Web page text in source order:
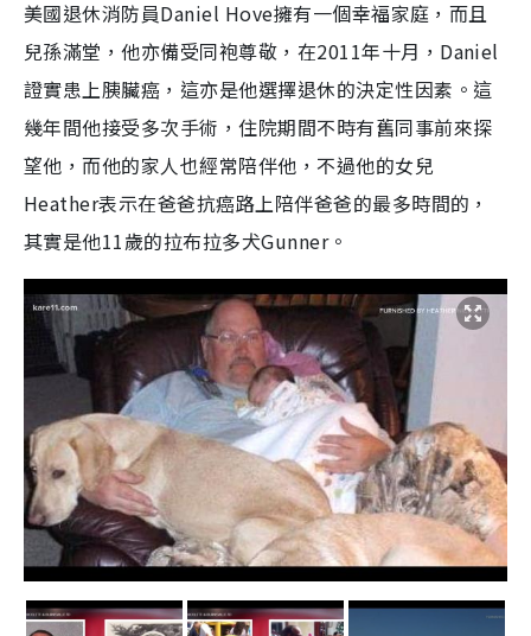
美國退休消防員Daniel Hove擁有一個幸福家庭，而且
兒孫滿堂，他亦備受同袍尊敬，在2011年十月，Daniel
證實患上胰臟癌，這亦是他選擇退休的決定性因素。這
幾年間他接受多次手術，住院期間不時有舊同事前來探
望他，而他的家人也經常陪伴他，不過他的女兒
Heather表示在爸爸抗癌路上陪伴爸爸的最多時間的，
其實是他11歲的拉布拉多犬Gunner。